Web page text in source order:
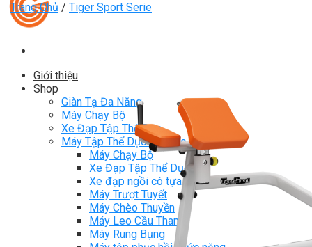
Giới thiệu
Shop
Giàn Tạ Đa Năng
Máy Chạy Bộ
Xe Đạp Tập Thể Dục
Máy Tập Thể Dục ( Cardio )
Máy Chạy Bộ
Xe Đạp Tập Thể Dục
Xe đạp ngồi có tựa lưng
Máy Trượt Tuyết
Máy Chèo Thuyền
Máy Leo Cầu Thang
Máy Rung Bụng
Trang Chủ / Tiger Sport Serie